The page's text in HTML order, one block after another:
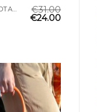
LEDEREN HANDTASSEN €31.00
€24.00